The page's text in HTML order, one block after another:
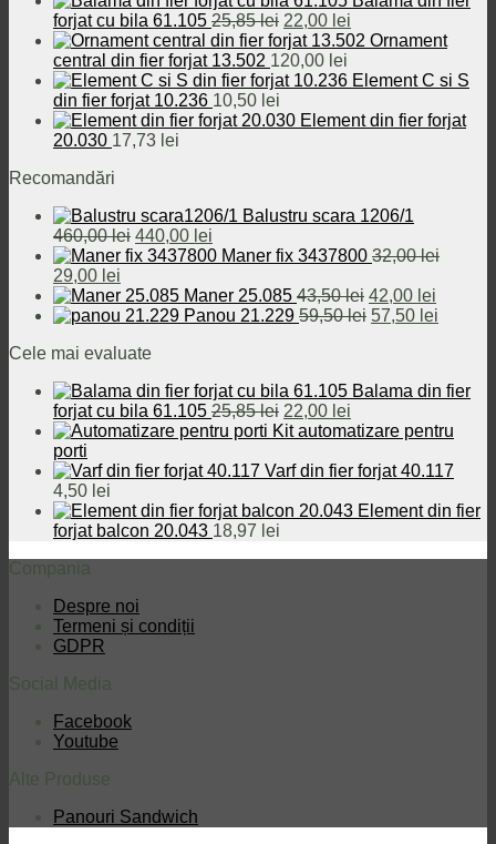
32,00 lei.
forjat cu bila 61.105 25,85lei Prețul
inițial
a
fost:
22,00 lei
curent
22,00 lei.
Ornament
central din fier forjat 13.502 120,00 lei
Element C si S
din fier forjat 10.236 10,50 lei
Element din fier forjat
20.030 17,73 lei
Recomandări
Balustru scara 1206/1
460,00lei Prețul
inițial
fost:
460,00 lei.
440,00 lei
curent
440,00 lei.
Maner fix 3437800 32,00lei
Prețul
inițial
a
32,00 lei.
29,00 lei
curent
este:
Maner 25.085 43,50lei Prețul
inițial
42,00 lei
curent
Panou 21.229 59,50lei Prețul
59,50 lei.
57,50 lei
Cele mai evaluate
Balama din fier
forjat cu bila 61.105 25,85lei Prețul
inițial
fost:
22,00 lei
curent
22,00 lei.
Kit automatizare pentru
porti
Varf din fier forjat 40.117
4,50 lei
Element din fier
forjat balcon 20.043 18,97 lei
Compania
Despre noi
Termeni și condiții
GDPR
Social Media
Facebook
Youtube
Alte Produse
Panouri Sandwich